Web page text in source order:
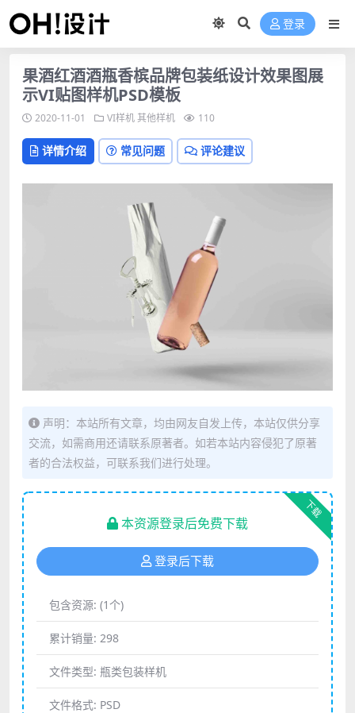
登录
果酒红酒酒瓶香槟品牌包装纸设计效果图展
示VI贴图样机PSD模板
2020-11-01 VI样机其他样机 110
详情介绍 常见问题 评论建议
声明：本站所有文章，均由网友自发上传，本站仅供分享
交流，如需商用还请联系原著者。如若本站内容侵犯了原著
者的合法权益，可联系我们进行处理。
下载
本资源登录后免费下载
登录后下载
包含资源: (1个)
累计销量: 298
文件类型: 瓶类包装样机
文件格式: PSD